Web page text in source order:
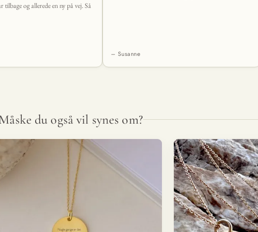
tilbage og allerede en ny på vej. Så
– Susanne
du også vil synes om?